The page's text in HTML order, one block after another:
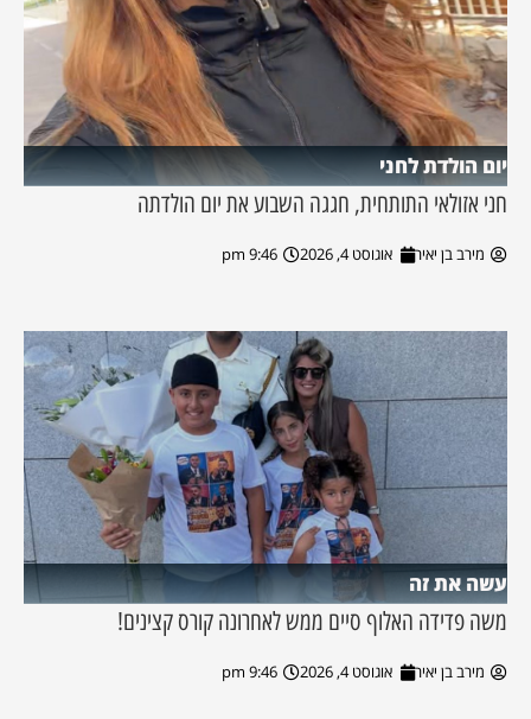
יום הולדת לחני
חני אזולאי התותחית, חגגה השבוע את יום הולדתה
מירב בן יאיר אוגוסט 4, 2026 9:46 pm
עשה את זה
משה פדידה האלוף סיים ממש לאחרונה קורס קצינים!
מירב בן יאיר אוגוסט 4, 2026 9:46 pm